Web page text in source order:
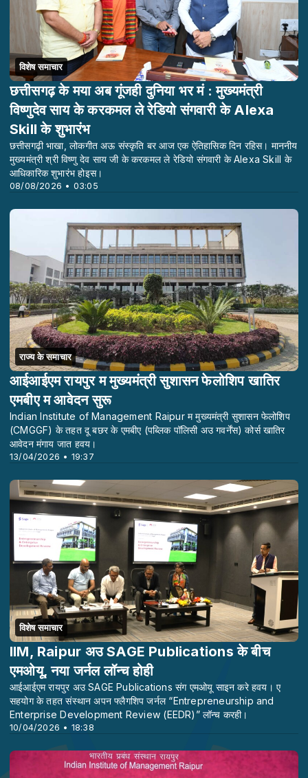
विशेष समाचार
08/08/2026 • 03:05
छत्तीसगढ़ के मया अब गूंजही दुनिया भर मं : मुख्यमंत्री
विष्णुदेव साय के करकमल ले रेडियो संगवारी के Alexa
Skill के शुभारंभ
छत्तीसगढ़ी भाखा, लोकगीत अऊ संस्कृति बर आज एक ऐतिहासिक दिन रहिस। माननीय
मुख्यमंत्री श्री विष्णु देव साय जी के करकमल ले रेडियो संगवारी के Alexa Skill के
आधिकारिक शुभारंभ होइस।
राज्य के समाचार
13/04/2026 • 19:37
आईआईएम रायपुर म मुख्यमंत्री सुशासन फेलोशिप खातिर
एमबीए म आवेदन सुरू
Indian Institute of Management Raipur म मुख्यमंत्री सुशासन फेलोशिप
(CMGGF) के तहत दू बछर के एमबीए (पब्लिक पॉलिसी अउ गवर्नेंस) कोर्स खातिर
आवेदन मंगाय जात हवय।
विशेष समाचार
10/04/2026 • 18:38
IIM, Raipur अउ SAGE Publications के बीच
एमओयू, नया जर्नल लॉन्च होही
आईआईएम रायपुर अउ SAGE Publications संग एमओयू साइन करे हवय। ए
सहयोग के तहत संस्थान अपन फ्लैगशिप जर्नल “Entrepreneurship and
Enterprise Development Review (EEDR)” लॉन्च करही।